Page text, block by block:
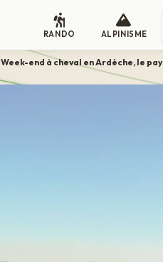
RANDO ALPINISME
Week-end à cheval en Ardèche, le